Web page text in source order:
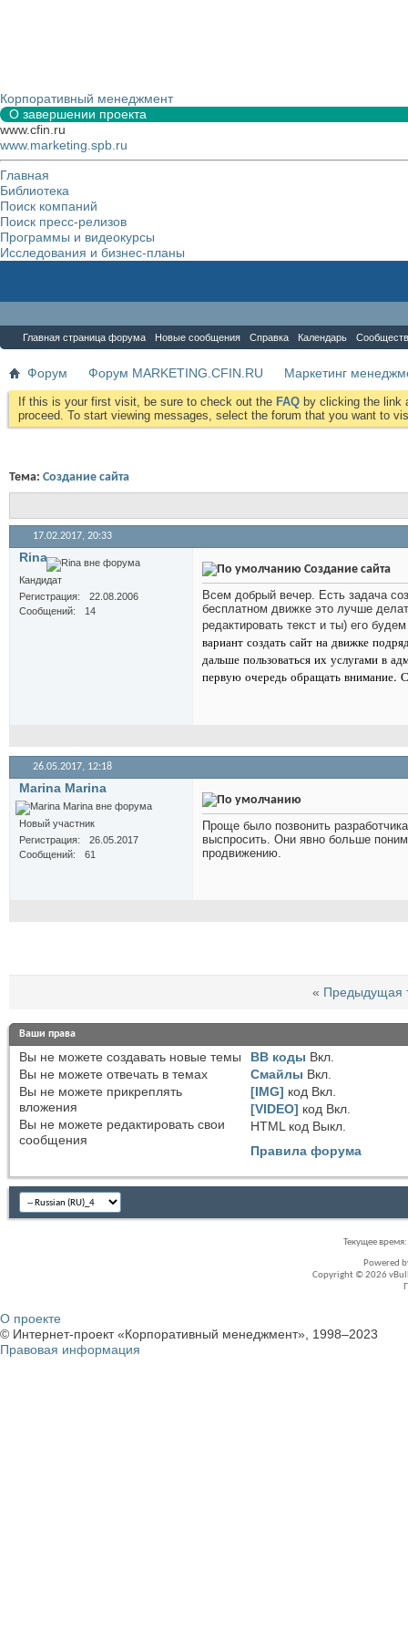
Корпоративный менеджмент
О завершении проекта
www.cfin.ru
www.marketing.spb.ru
Главная
Библиотека
Поиск компаний
Поиск пресс-релизов
Программы и видеокурсы
Исследования и бизнес-планы
Главная страница форума Новые сообщения Справка Календарь
Форум Форум MARKETING.CFIN.RU Маркетинг
If this is your first visit, be sure to check out the FAQ by clicking the link
proceed. To start viewing messages, select the forum that you want to
Тема: Создание сайта
17.02.2017, 20:33
Rina
Кандидат
Регистрация
22.08.2006
Сообщений
14
Создание сайта
Всем добрый вечер. Есть задача
бесплатном движке это лучше
редактировать текст и ты) его
вариант создать сайт на движке
дальше пользоваться их услугами в
первую очередь обращать внимание.
26.05.2017, 12:18
Marina Marina
Новый участник
Регистрация
26.05.2017
Сообщений
61
Проще было позвонить
выспросить. Они явно больше
продвижению.
« Предыдущая
Ваши права
Вы не можете создавать новые темы
Вы не можете отвечать в темах
Вы не можете прикреплять
вложения
Вы не можете редактировать свои
сообщения
BB коды Вкл.
Смайлы Вкл.
[IMG] код Вкл.
[VIDEO] код Вкл.
HTML код Выкл.
Правила форума
Текущее время:
Powered
Copyright © 2026
О проекте
© Интернет-проект «Корпоративный менеджмент», 1998–2023
Правовая информация